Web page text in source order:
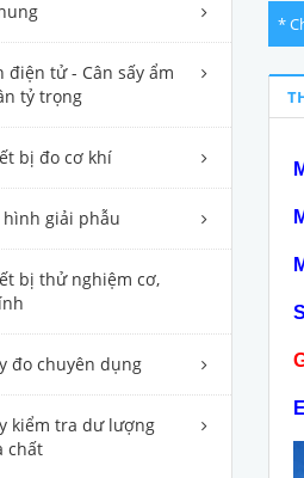
điện tử - Cân sấy ẩm
tỷ trọng
bị đo cơ khí
hình giải phẫu
bị thử nghiệm cơ,
đo chuyên dụng
kiểm tra dư lượng
chất
*